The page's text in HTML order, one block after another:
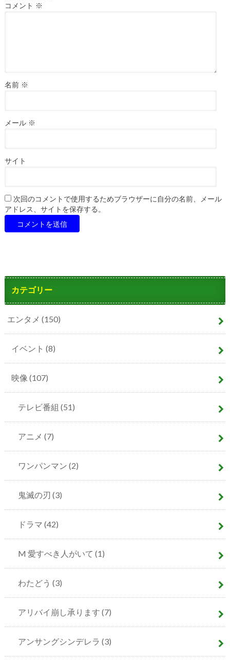
コメント ※
名前 ※
メール ※
サイト
次回のコメントで使用するためブラウザーに自分の名前、メール
アドレス、サイトを保存する。
カテゴリー
エンタメ (150)
イベント (8)
映像 (107)
テレビ番組 (51)
アニメ (7)
ワンパンマン (2)
鬼滅の刃 (3)
ドラマ (42)
M 愛すべき人がいて (1)
わたどう (3)
アリバイ崩し承ります (7)
アンサングシンデレラ (3)